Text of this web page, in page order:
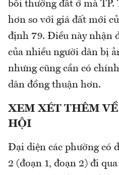
bồi thường đất ở mà TP.
hơn so với giá đất mới
định 79. Điều này nhận
của nhiều người dân bị
nhưng cũng cần có
dân đồng thuận hơn.
XEM XÉT THÊM
HỘI
Đại diện các phường có
2 (đoạn 1, đoạn 2) đi